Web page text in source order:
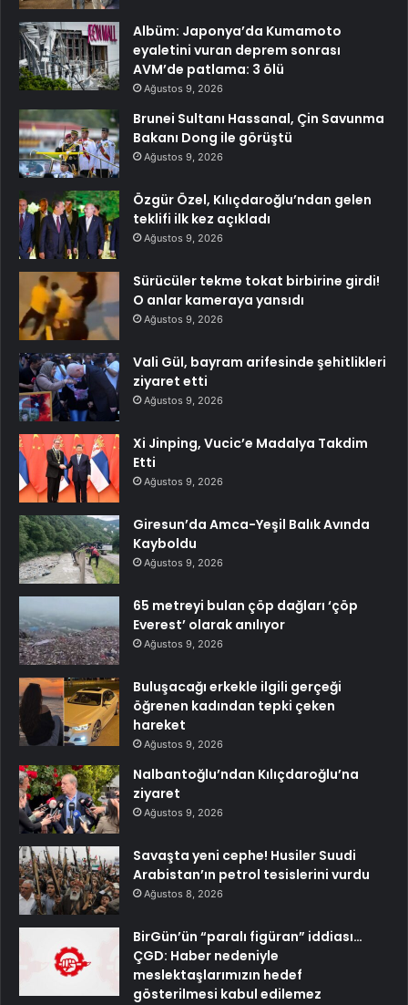
Albüm: Japonya’da Kumamoto
eyaletini vuran deprem sonrası
AVM’de patlama: 3 ölü
Ağustos 9, 2026
Brunei Sultanı Hassanal, Çin Savunma
Bakanı Dong ile görüştü
Ağustos 9, 2026
Özgür Özel, Kılıçdaroğlu’ndan gelen
teklifi ilk kez açıkladı
Ağustos 9, 2026
Sürücüler tekme tokat birbirine girdi!
O anlar kameraya yansıdı
Ağustos 9, 2026
Vali Gül, bayram arifesinde şehitlikleri
ziyaret etti
Ağustos 9, 2026
Xi Jinping, Vucic’e Madalya Takdim
Etti
Ağustos 9, 2026
Giresun’da Amca-Yeşil Balık Avında
Kayboldu
Ağustos 9, 2026
65 metreyi bulan çöp dağları ‘çöp
Everest’ olarak anılıyor
Ağustos 9, 2026
Buluşacağı erkekle ilgili gerçeği
öğrenen kadından tepki çeken
hareket
Ağustos 9, 2026
Nalbantoğlu’ndan Kılıçdaroğlu’na
ziyaret
Ağustos 9, 2026
Savaşta yeni cephe! Husiler Suudi
Arabistan’ın petrol tesislerini vurdu
Ağustos 8, 2026
BirGün’ün “paralı figüran” iddiası…
ÇGD: Haber nedeniyle
meslektaşlarımızın hedef
gösterilmesi kabul edilemez